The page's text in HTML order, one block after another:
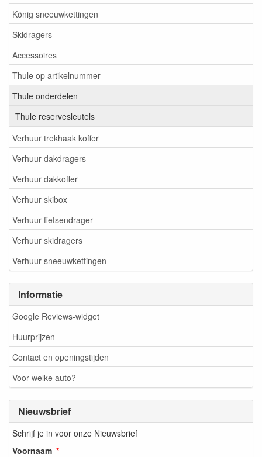
König sneeuwkettingen
Skidragers
Accessoires
Thule op artikelnummer
Thule onderdelen
Thule reservesleutels
Verhuur trekhaak koffer
Verhuur dakdragers
Verhuur dakkoffer
Verhuur skibox
Verhuur fietsendrager
Verhuur skidragers
Verhuur sneeuwkettingen
Informatie
Google Reviews-widget
Huurprijzen
Contact en openingstijden
Voor welke auto?
Nieuwsbrief
Schrijf je in voor onze Nieuwsbrief
Voornaam